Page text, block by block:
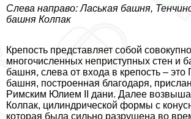
Слева направо: Ласькая башня,
башня Колпак
Крепость представляет собой
многочисленных неприступных стен и
башня, слева от входа в крепость – это
башня, построенная благодаря,
Римским Юлием II дани. Далее
Колпак, цилиндрической формы с
которая была сильно разрушена во